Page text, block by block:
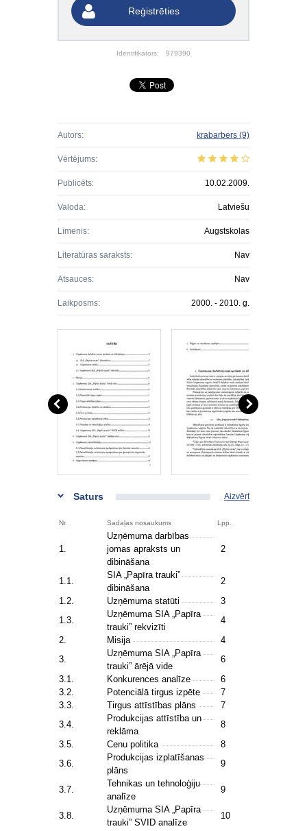
Reģistrēties
Identifikators: 979390
Autors: krabarbers (9)
Vērtējums:
Publicēts: 10.02.2009.
Valoda: Latviešu
Līmenis: Augstskolas
Literatūras saraksts: Nav
Atsauces: Nav
Laikposms: 2000. - 2010. g.
Saturs Aizvērt
Nr. Sadaļas nosaukums Lpp.
1.
Uzņēmuma darbības
jomas apraksts un
dibināšana
2
1.1.
SIA „Papīra trauki”
dibināšana
2
1.2.
Uzņēmuma statūti
3
1.3.
Uzņēmuma SIA „Papīra
trauki” rekvizīti
4
2.
Misija
4
3.
Uzņēmuma SIA „Papīra
trauki” ārējā vide
6
3.1.
Konkurences analīze
6
3.2.
Potenciālā tirgus izpēte
7
3.3.
Tirgus attīstības plāns
7
3.4.
Produkcijas attīstība un
reklāma
8
3.5.
Cenu politika
8
3.6.
Produkcijas izplatīšanas
plāns
9
3.7.
Tehnikas un tehnoloģiju
analīze
9
3.8.
Uzņēmuma SIA „Papīra
trauki” SVID analīze
10